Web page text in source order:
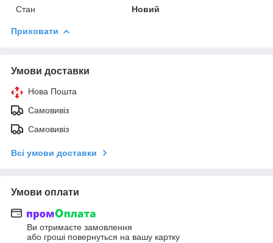
Стан
Новий
Приховати
Умови доставки
Нова Пошта
Самовивіз
Самовивіз
Всі умови доставки
Умови оплати
Ви отримаєте замовлення
або гроші повернуться на вашу картку